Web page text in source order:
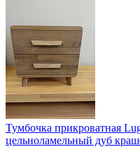
Тумбочка прикроватная
цельноламельный дуб